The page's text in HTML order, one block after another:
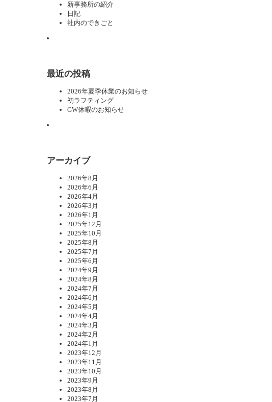
新事務所の紹介
日記
社内のできごと
最近の投稿
2026年夏季休業のお知らせ
初ラフティング
GW休暇のお知らせ
アーカイブ
2026年8月
2026年6月
2026年4月
2026年3月
2026年1月
2025年12月
2025年10月
2025年8月
2025年7月
2025年6月
2024年9月
2024年8月
2024年7月
2024年6月
2024年5月
2024年4月
2024年3月
2024年2月
2024年1月
2023年12月
2023年11月
2023年10月
2023年9月
2023年8月
2023年7月